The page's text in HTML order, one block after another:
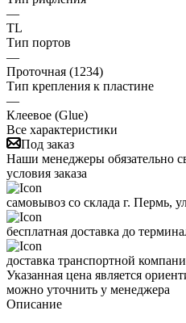
—
ТL
Тип портов
—
Проточная (1234)
Тип крепления к пластине
—
Клеевое (Glue)
Все характеристики
Под заказ
Наши менеджеры обязательно
условия заказа
самовывоз со склада г. Пермь,
бесплатная доставка до
доставка транспортной
Указанная цена является
можно уточнить у менеджера
Описание